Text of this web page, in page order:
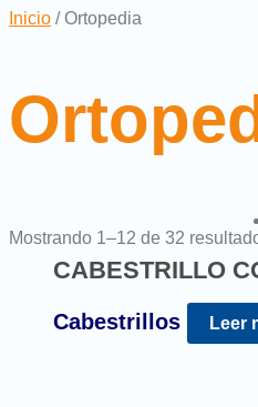
Inicio / Ortopedia
Mostrando 1–12 de 32
CABESTRILLO
Cabestrillos Leer